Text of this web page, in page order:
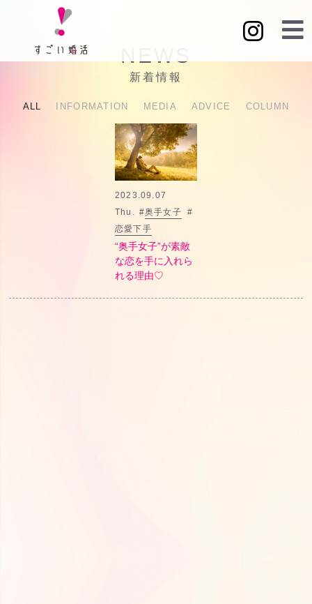
新着情報
ALL INFORMATION MEDIA ADVICE COLUMN
2023.09.07
Thu.
#奥手女子
#
恋愛下手
“奥手女子”が素敵
な恋を手に入れら
れる理由♡